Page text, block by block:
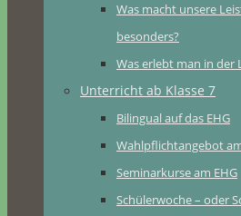
Was macht unsere
besonders?
Was erlebt man in der
Unterricht ab Klasse 7
Bilingual auf das EHG
Wahlpflichtangebot
Seminarkurse am EHG
Schülerwoche – oder